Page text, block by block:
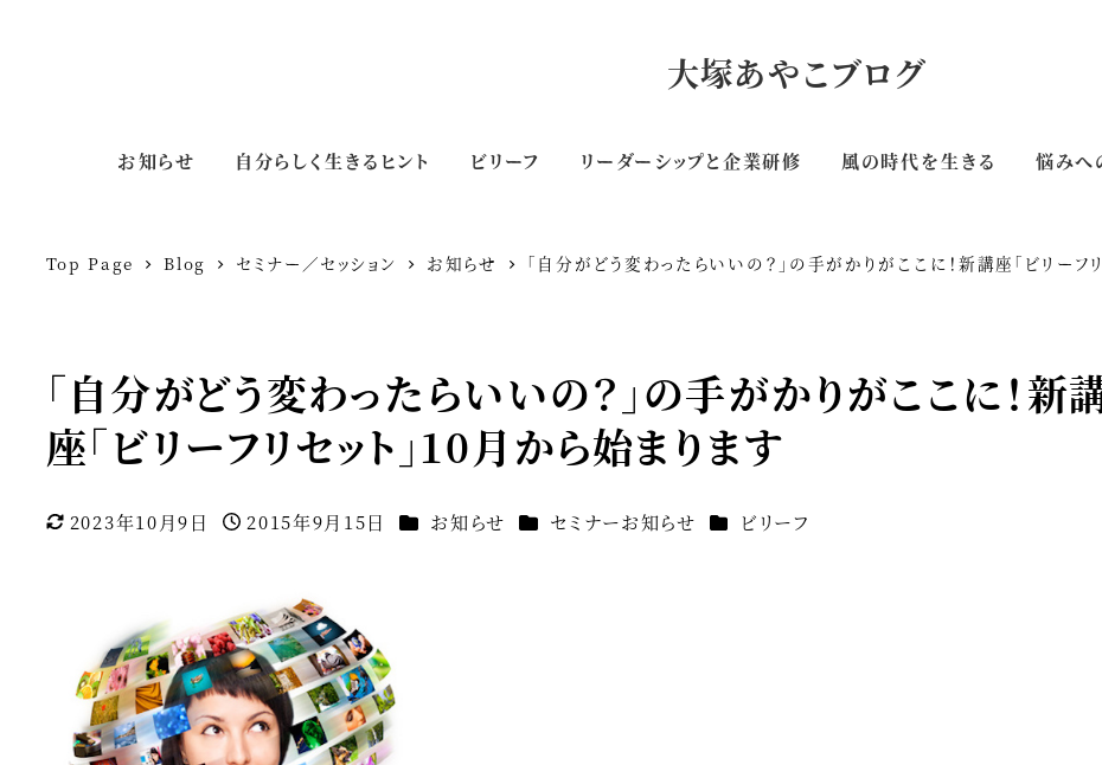
大塚あやこブログ
お知らせ 自分らしく生きるヒント ビリーフ リーダーシップと企業研修 風の時代を生きる 悩みへ
Top Page Blog セミナー／セッション お知らせ 「自分がどう変わったらいいの？」の手がかりがここに！新講座「ビリーフ
「自分がどう変わったらいいの？」の手がかりがここに！新
座「ビリーフリセット」10月から始まります
更新日
2023年10月9日
投稿日
2015年9月15日 カテゴリー
お知らせ カテゴリー
セミナーお知らせ カテゴリー
ビリーフ